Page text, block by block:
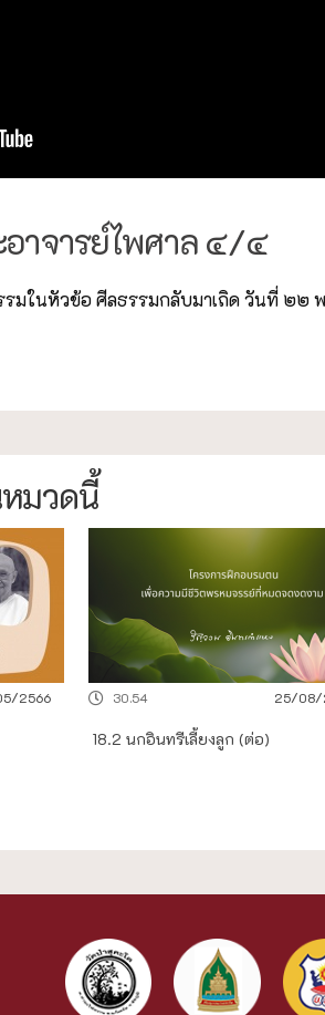
าจารย์ไพศาล ๔/๔
รรมในหัวข้อ ศีลธรรมกลับมาเถิด วันที่
มวดนี้
2566 25/08/
30.54
18.2 นกอินทรีเลี้ยงลูก (ต่อ)